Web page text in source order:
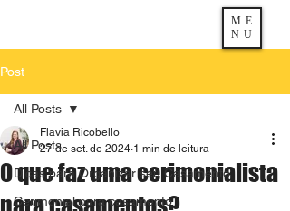
ME
NU
Post
All Posts
Dicas para Organizar seu Casamento
Cerimonial para casamento
All Posts
O que faz uma cerimonialista
para casamentos?
Flavia Ricobello
27 de set. de 2024 1 min de leitura